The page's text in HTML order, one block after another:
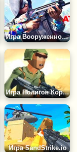
Игра Вооруженное Нападение
Игра Полигон Королевской Стрельбы
Игра SandStrike.io